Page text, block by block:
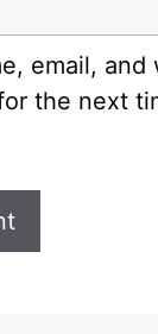
email, and
the next